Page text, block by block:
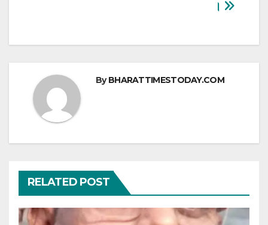
।
ByBHARATTIMESTODAY.COM
RELATED POST